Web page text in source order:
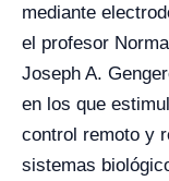
mediante
el profesor
Joseph A.
en los que
control remoto y
sistemas